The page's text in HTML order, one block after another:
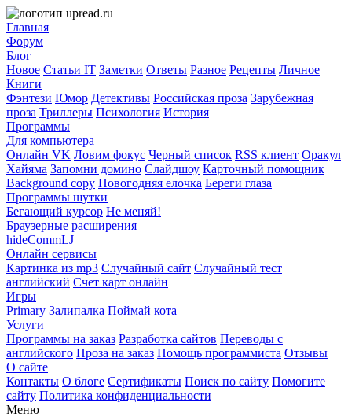
Главная
Форум
Блог
Новое Статьи IT Заметки Ответы Разное Рецепты Личное
Книги
Фэнтези Юмор Детективы Российская проза Зарубежная
проза Триллеры Психология История
Программы
Для компьютера
Онлайн VK Ловим фокус Черный список RSS клиент Оракул
Хайяма Запомни домино Слайдшоу Карточный помощник
Background copy Новогодняя елочка Береги глаза
Программы шутки
Бегающий курсор Не меняй!
Браузерные расширения
hideCommLJ
Онлайн сервисы
Картинка из mp3 Случайный сайт Случайный тест
английский Счет карт онлайн
Игры
Primary Залипалка Поймай кота
Услуги
Программы на заказ Разработка сайтов Переводы с
английского Проза на заказ Помощь программиста Отзывы
О сайте
Контакты О блоге Сертификаты Поиск по сайту Помогите
сайту Политика конфиденциальности
Меню